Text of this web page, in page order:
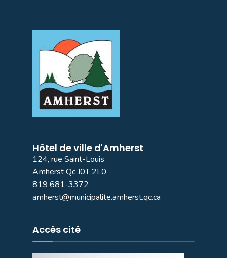
Hôtel de ville d'Amherst
124, rue Saint-Louis
Amherst Qc J0T 2L0
819 681-3372
amherst@municipalite.amherst.qc.ca
Accès cité